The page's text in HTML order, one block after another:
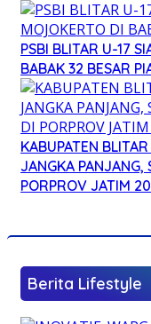
PSBI BLITAR U-17
BABAK 32 BESAR
KABUPATEN
JANGKA PANJANG,
PORPROV JATIM
Berita Lifestyle